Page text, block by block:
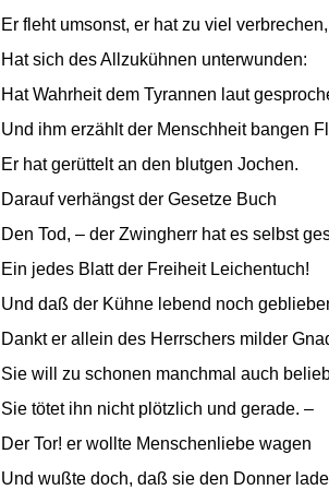
Er fleht umsonst, er hat zu viel verbrechen,
Hat sich des Allzukühnen unterwunden:
Hat Wahrheit dem Tyrannen laut
Und ihm erzählt der Menschheit bangen
Er hat gerüttelt an den blutgen Jochen.
Darauf verhängst der Gesetze Buch
Den Tod, – der Zwingherr hat es selbst
Ein jedes Blatt der Freiheit Leichentuch!
Und daß der Kühne lebend noch
Dankt er allein des Herrschers milder
Sie will zu schonen manchmal auch
Sie tötet ihn nicht plötzlich und gerade. –
Der Tor! er wollte Menschenliebe wagen
Und wußte doch, daß sie den Donner